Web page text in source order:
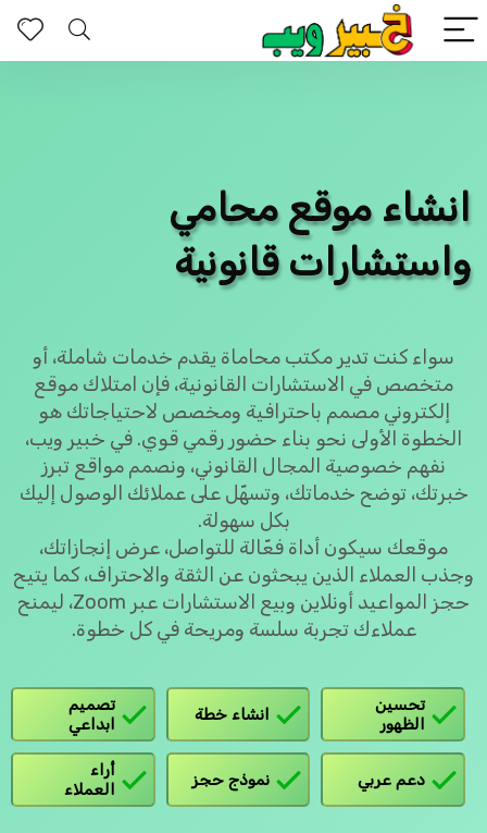
انشاء موقع محامي
واستشارات قانونية
سواء كنت تدير مكتب محاماة يقدم خدمات شاملة، أو
متخصص في الاستشارات القانونية، فإن امتلاك موقع
إلكتروني مصمم باحترافية ومخصص لاحتياجاتك هو
الخطوة الأولى نحو بناء حضور رقمي قوي. في خبير ويب،
نفهم خصوصية المجال القانوني، ونصمم مواقع تبرز
خبرتك، توضح خدماتك، وتسهّل على عملائك الوصول إليك
بكل سهولة.
موقعك سيكون أداة فعّالة للتواصل، عرض إنجازاتك،
وجذب العملاء الذين يبحثون عن الثقة والاحتراف، كما يتيح
حجز المواعيد أونلاين وبيع الاستشارات عبر Zoom، ليمنح
عملاءك تجربة سلسة ومريحة في كل خطوة.
تحسين
الظهور
انشاء خطة
تصميم
ابداعي
دعم عربي نموذج حجز
أراء
العملاء